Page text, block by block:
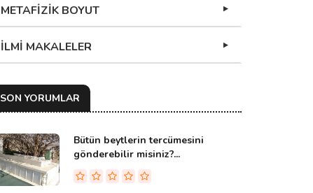
METAFİZİK BOYUT
İLMİ MAKALELER
SON YORUMLAR
Bütün beytlerin tercümesini
gönderebilir misiniz?...